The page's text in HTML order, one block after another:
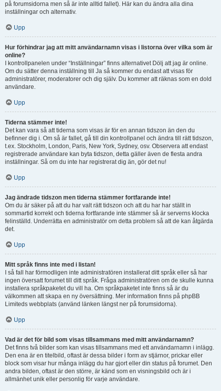
på forumsidorna men så är inte alltid fallet). Här kan du ändra alla dina
inställningar och alternativ.
Upp
Hur förhindrar jag att mitt användarnamn visas i listorna över vilka som är
online?
I kontrollpanelen under “Inställningar” finns alternativet Dölj att jag är online.
Om du sätter denna inställning till Ja så kommer du endast att visas för
administratörer, moderatorer och dig själv. Du kommer att räknas som en dold
användare.
Upp
Tiderna stämmer inte!
Det kan vara så att tiderna som visas är för en annan tidszon än den du
befinner dig i. Om så är fallet, gå till din kontrollpanel och ändra till rätt tidszon,
t.ex. Stockholm, London, Paris, New York, Sydney, osv. Observera att endast
registrerade användare kan byta tidszon, detta gäller även de flesta andra
inställningar. Så om du inte har registrerat dig än, gör det nu!
Upp
Jag ändrade tidszon men tiderna stämmer fortfarande inte!
Om du är säker på att du har valt rätt tidszon och att du har har ställt in
sommartid korrekt och tiderna fortfarande inte stämmer så är serverns klocka
felinställd. Underrätta en administratör om detta problem så att de kan åtgärda
det.
Upp
Mitt språk finns inte med i listan!
I så fall har förmodligen inte administratören installerat ditt språk eller så har
ingen översatt forumet till ditt språk. Fråga administratören om de skulle kunna
installera språkpaketet du vill ha. Om språkpaketet inte finns så är du
välkommen att skapa en ny översättning. Mer information finns på phpBB
Limiteds webbplats (använd länken längst ner på forumsidorna).
Upp
Vad är det för bild som visas tillsammans med mitt användarnamn?
Det finns två bilder som kan visas tillsammans med ett användarnamn i inlägg.
Den ena är en titelbild, oftast är dessa bilder i form av stjärnor, prickar eller
block som visar hur många inlägg du har gjort eller din status på forumet. Den
andra bilden, oftast är den större, är känd som en visningsbild och är i
allmänhet unik eller personlig för varje användare.